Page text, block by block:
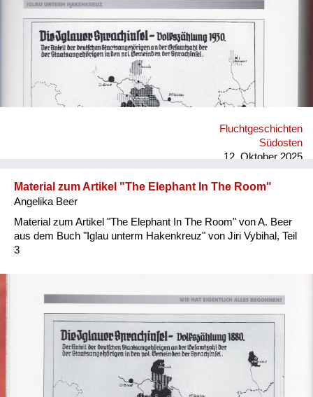
Fluchtgeschichten
Südosten
12. Oktober 2025
Material zum Artikel "The Elephant In The Room"
Angelika Beer
Material zum Artikel "The Elephant In The Room" von A. Beer
aus dem Buch "Iglau unterm Hakenkreuz" von Jiri Vybihal, Teil
3